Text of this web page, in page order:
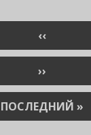
‹‹
››
ПОСЛЕДНЯЯ
СТРАНИЦА
ПОСЛЕДНИЙ »